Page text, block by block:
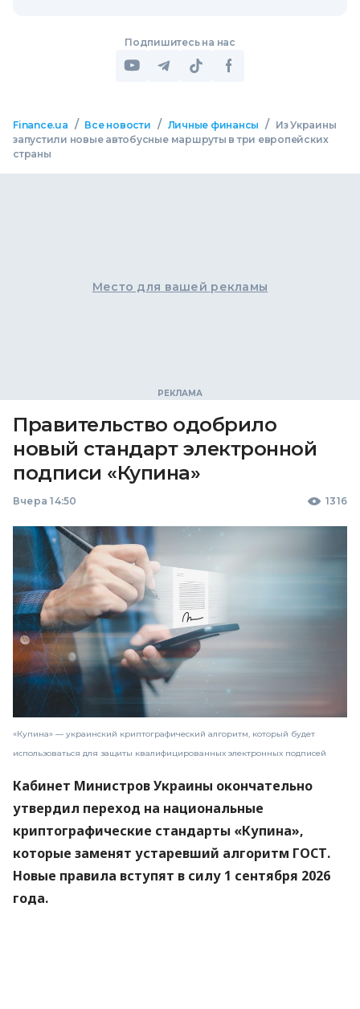
Подпишитесь на нас
Finance.ua / Все новости / Личные финансы /
Из Украины
запустили новые автобусные маршруты в три европейских
страны
Место для вашей рекламы
Правительство одобрило
новый стандарт электронной
подписи «Купина»
Вчера 14:50 1316
«Купина» — украинский криптографический алгоритм, который будет
использоваться для защиты квалифицированных электронных подписей
Кабинет Министров Украины окончательно
утвердил переход на национальные
криптографические стандарты «Купина»,
которые заменят устаревший алгоритм ГОСТ.
Новые правила вступят в силу 1 сентября 2026
года.